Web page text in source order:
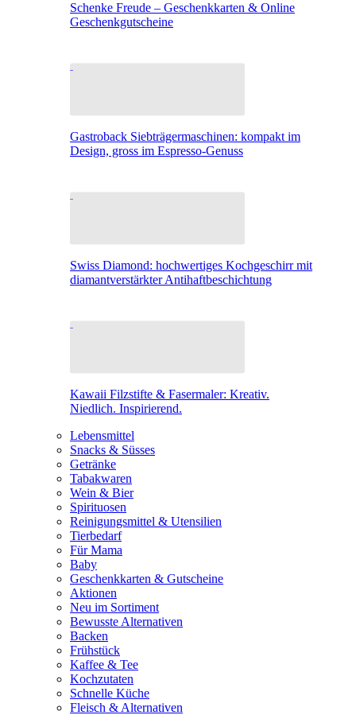
Schenke Freude – Geschenkkarten & Online
Geschenkgutscheine
Gastroback Siebträgermaschinen: kompakt im
Design, gross im Espresso-Genuss
Swiss Diamond: hochwertiges Kochgeschirr mit
diamantverstärkter Antihaftbeschichtung
Kawaii Filzstifte & Fasermaler: Kreativ.
Niedlich. Inspirierend.
Lebensmittel
Snacks & Süsses
Getränke
Tabakwaren
Wein & Bier
Spirituosen
Reinigungsmittel & Utensilien
Tierbedarf
Für Mama
Baby
Geschenkkarten & Gutscheine
Aktionen
Neu im Sortiment
Bewusste Alternativen
Backen
Frühstück
Kaffee & Tee
Kochzutaten
Schnelle Küche
Fleisch & Alternativen